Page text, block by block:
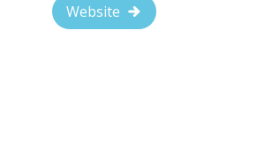
Website